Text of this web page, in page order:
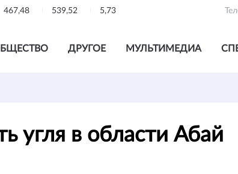
467,48 539,52 5,73
ДРУГОЕ МУЛЬТИМЕДИА
угля в области Абай